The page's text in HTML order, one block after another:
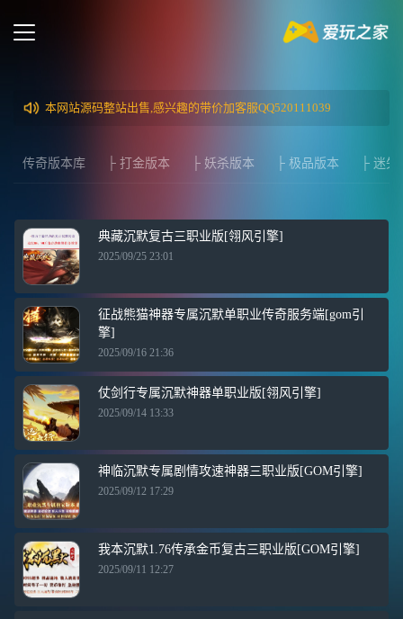
本网站源码整站出售,感兴趣的带价加客服QQ520111039
传奇版本库 ├ 打金版本 ├ 妖杀版本 ├ 极品版本 ├ 迷失
典藏沉默复古三职业版[翎风引擎]
2025/09/25 23:01
征战熊猫神器专属沉默单职业传奇服务端[gom引
擎]
2025/09/16 21:36
仗剑行专属沉默神器单职业版[翎风引擎]
2025/09/14 13:33
神临沉默专属剧情攻速神器三职业版[GOM引擎]
2025/09/12 17:29
我本沉默1.76传承金币复古三职业版[GOM引擎]
2025/09/11 12:27